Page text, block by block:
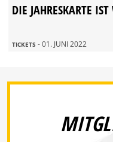
DIE JAHRESKARTE
TICKETS - 01. JUNI 2022